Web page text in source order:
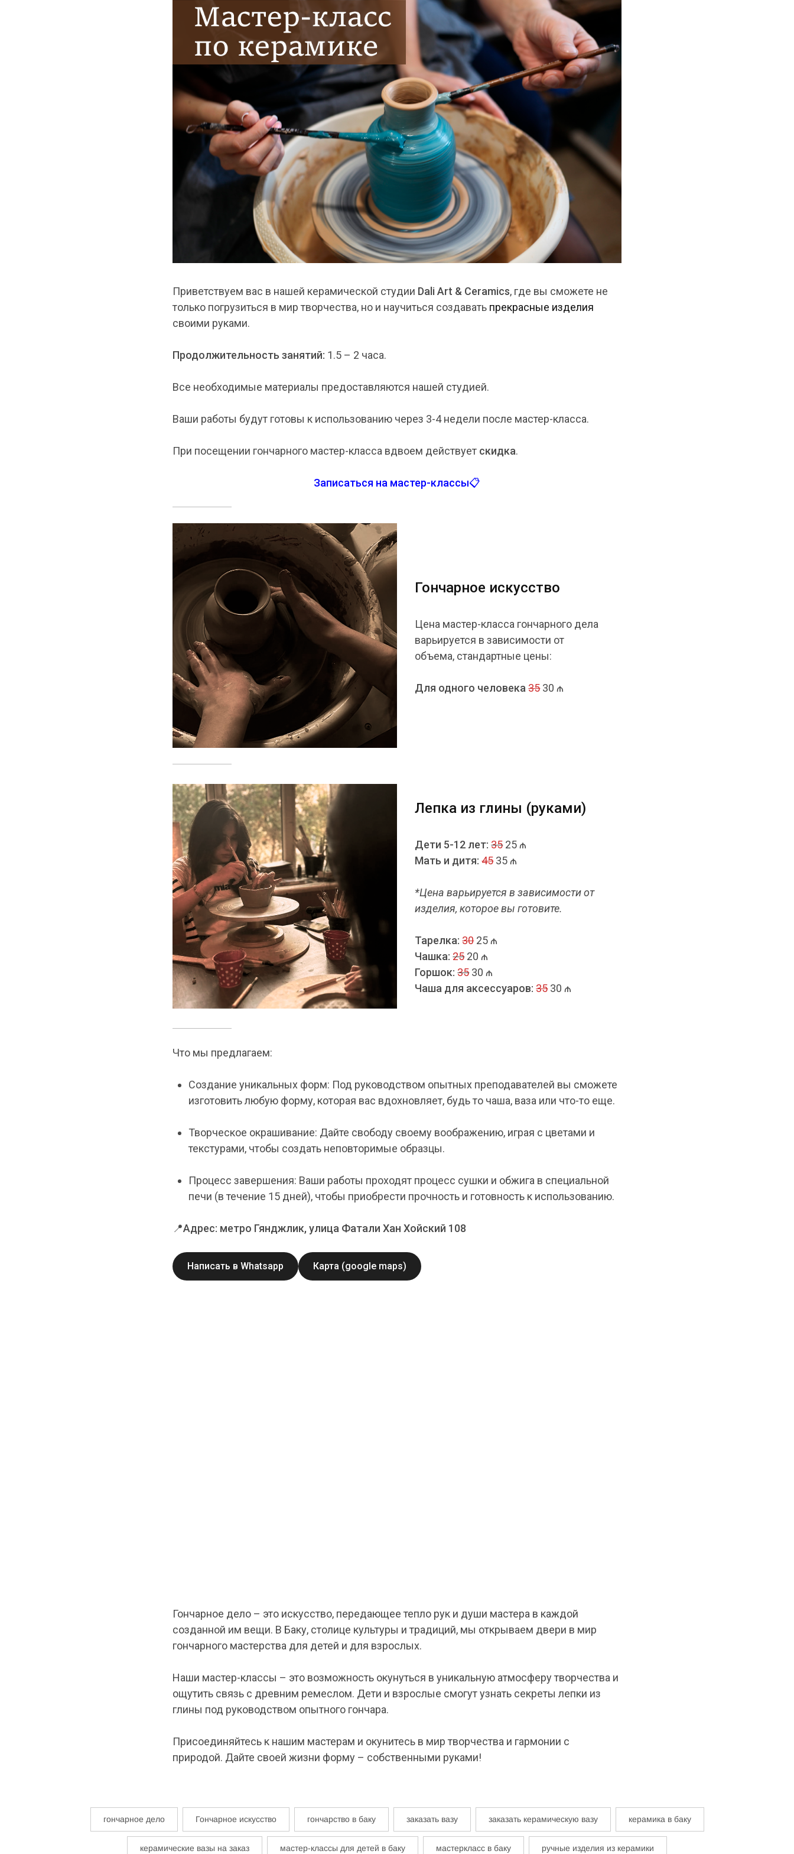
Приветствуем вас в нашей керамической студии Dali Art & Ceramics, где вы сможете не
только погрузиться в мир творчества, но и научиться создавать прекрасные изделия
своими руками.
Продолжительность занятий: 1.5 – 2 часа.
Все необходимые материалы предоставляются нашей студией.
Ваши работы будут готовы к использованию через 3-4 недели после мастер-класса.
При посещении гончарного мастер-класса вдвоем действует скидка.
Записаться на мастер-классы📋
Гончарное искусство
Цена мастер-класса гончарного дела
варьируется в зависимости от
объема, стандартные цены:
Для одного человека 3530 ₼
Лепка из глины (руками)
Дети 5-12 лет: 3525 ₼
Мать и дитя: 4535 ₼
*Цена варьируется в зависимости от
изделия, которое вы готовите.
Тарелка: 3025 ₼
Чашка: 2520 ₼
Горшок: 3530 ₼
Чаша для аксессуаров: 3530 ₼
Что мы предлагаем:
Создание уникальных форм: Под руководством опытных преподавателей вы сможете
изготовить любую форму, которая вас вдохновляет, будь то чаша, ваза или что-то еще.
Творческое окрашивание: Дайте свободу своему воображению, играя с цветами и
текстурами, чтобы создать неповторимые образцы.
Процесс завершения: Ваши работы проходят процесс сушки и обжига в специальной
печи (в течение 15 дней), чтобы приобрести прочность и готовность к использованию.
📍Адрес: метро Гянджлик, улица Фатали Хан Хойский 108
Написать в Whatsapp Карта (google maps)
Гончарное дело – это искусство, передающее тепло рук и души мастера в каждой
созданной им вещи. В Баку, столице культуры и традиций, мы открываем двери в мир
гончарного мастерства для детей и для взрослых.
Наши мастер-классы – это возможность окунуться в уникальную атмосферу творчества и
ощутить связь с древним ремеслом. Дети и взрослые смогут узнать секреты лепки из
глины под руководством опытного гончара.
Присоединяйтесь к нашим мастерам и окунитесь в мир творчества и гармонии с
природой. Дайте своей жизни форму – собственными руками!
гончарное дело Гончарное искусство гончарство в баку заказать вазу заказать керамическую вазу керамика в баку
керамические вазы на заказ мастер-классы для детей в баку мастеркласс в баку ручные изделия из керамики